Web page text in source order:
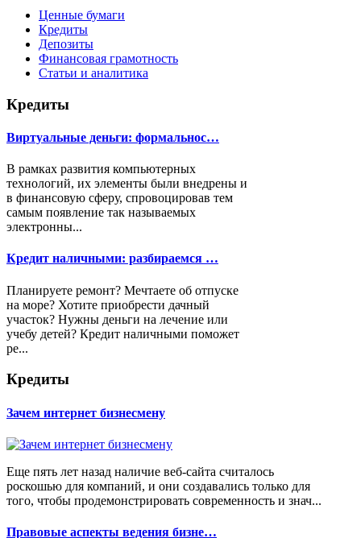
Ценные бумаги
Кредиты
Депозиты
Финансовая грамотность
Статьи и аналитика
Кредиты
Виртуальные деньги: формальнос…
В рамках развития компьютерных
технологий, их элементы были внедрены и
в финансовую сферу, спровоцировав тем
самым появление так называемых
электронны...
Кредит наличными: разбираемся …
Планируете ремонт? Мечтаете об отпуске
на море? Хотите приобрести дачный
участок? Нужны деньги на лечение или
учебу детей? Кредит наличными поможет
ре...
Кредиты
Зачем интернет бизнесмену
Еще пять лет назад наличие веб-сайта считалось
роскошью для компаний, и они создавались только для
того, чтобы продемонстрировать современность и знач...
Правовые аспекты ведения бизне…